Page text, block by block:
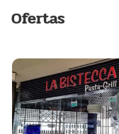
Ofertas